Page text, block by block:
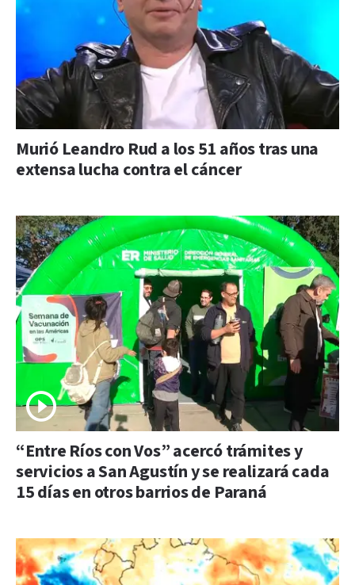
Murió Leandro Rud a los 51 años tras una
extensa lucha contra el cáncer
“Entre Ríos con Vos” acercó trámites y
servicios a San Agustín y se realizará cada
15 días en otros barrios de Paraná